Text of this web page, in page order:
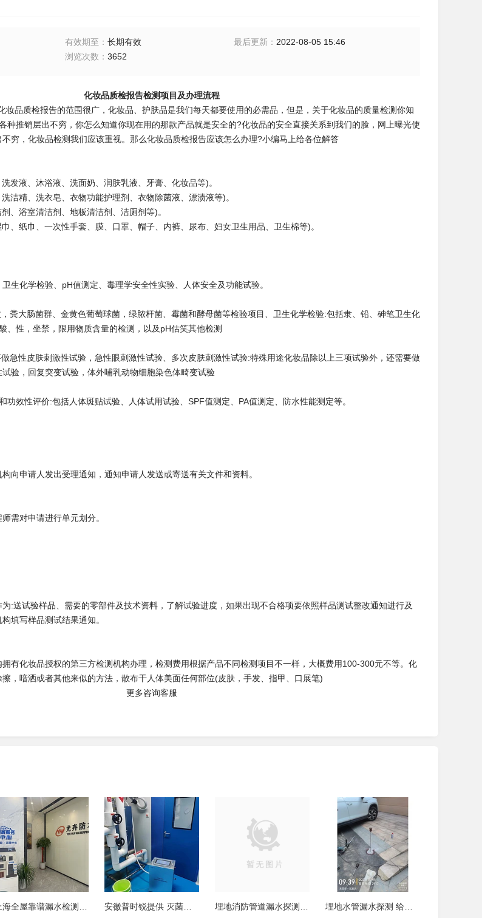
有效期至 ： 长期有效 最后更新 ： 2022-08-05 15:46
浏览次数 ： 3652
化妆品质检报告检测项目及办理流程
品质检报告的范围很广，化妆品、护肤品是我们每天都要使用的必需品，但是，关于化妆品的质量检测你知
种推销层出不穷，你怎么知道你现在用的那款产品就是安全的?化妆品的安全直接关系到我们的脸，网上曝光使
穷，化妆品检测我们应该重视。那么化妆品质检报告应该怎么办理?小编马上给各位解答
发液、沐浴液、洗面奶、润肤乳液、牙膏、化妆品等)。
洁精、洗衣皂、衣物功能护理剂、衣物除菌液、漂渍液等)。
、浴室清洁剂、地板清洁剂、洁厕剂等)。
、纸巾、一次性手套、膜、口罩、帽子、内裤、尿布、妇女卫生用品、卫生棉等)。
生化学检验、pH值测定、毒理学安全性实验、人体安全及功能试验。
粪大肠菌群、金黄色葡萄球菌，绿脓杆菌、霉菌和酵母菌等检验项目
、卫生化学检验:包括隶、铅、砷笔卫生化
、性，坐禁，限用物质含量的检测，以及pH估笑其他检测
急性皮肤刺激性试验，急性眼刺激性试验、多次皮肤刺激性试验:特殊用途化妆品除以上三项试验外，还需要做
验，回复突变试验，体外哺乳动物细胞染色体畸变试验
功效性评价:包括人体斑贴试验、人体试用试验、SPF值测定、PA值测定、防水性能测定等。
向申请人发出受理通知，通知申请人发送或寄送有关文件和资料。
需对申请进行单元划分。
:送试验样品、需要的零部件及技术资料，了解试验进度，如果出现不合格项要依照样品测试整改通知进行及
填写样品测试结果通知。
有化妆品授权的第三方检测机构办理，检测费用根据产品不同检测项目不一样，大概费用100-300元不等。化
，喑洒或者其他来似的方法，散布干人体美面任何部位(皮肤，手发、指甲、口展笔)
更多咨询客服